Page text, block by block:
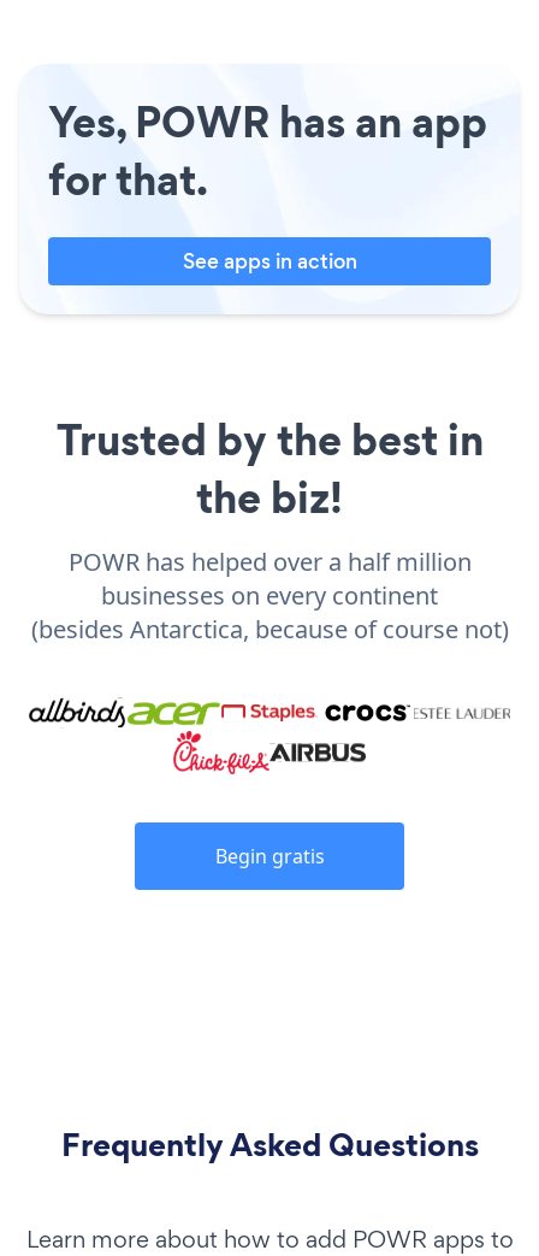
Yes, POWR has an app
for that.
See apps in action
Trusted by the best in
the biz!
POWR has helped over a half million
businesses on every continent
(besides Antarctica, because of course not)
Begin gratis
Frequently Asked Questions
Learn more about how to add POWR apps to